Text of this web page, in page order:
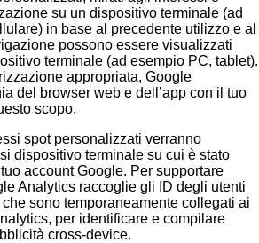
su un dispositivo terminale (ad
in base al precedente utilizzo e al
possono essere visualizzati
terminale (ad esempio PC, tablet).
appropriata, Google
del browser web e dell’app con il tuo
scopo.
spot personalizzati verranno
dispositivo terminale su cui è stato
account Google. Per supportare
Analytics raccoglie gli ID degli utenti
sono temporaneamente collegati ai
per identificare e compilare
cross-device.